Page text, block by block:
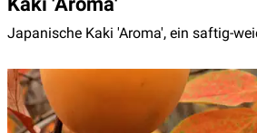
Japanische Kaki 'Aroma', ein saftig-